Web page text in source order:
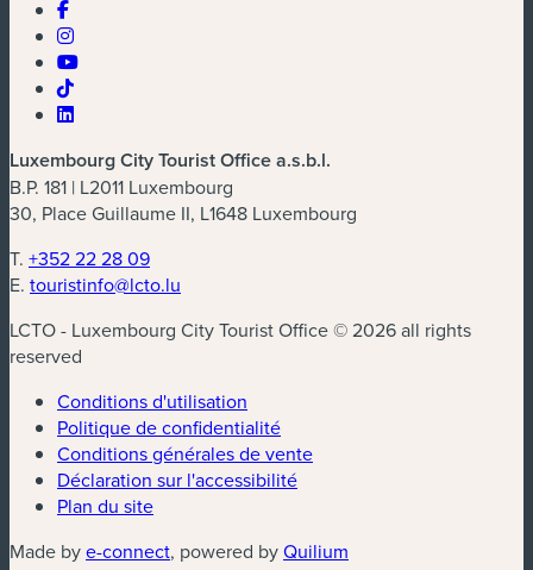
Luxembourg City Tourist Office a.s.b.l.
B.P. 181 | L2011 Luxembourg
30, Place Guillaume II, L1648 Luxembourg
T. +352 22 28 09
E. touristinfo@lcto.lu
LCTO - Luxembourg City Tourist Office © 2026 all rights
reserved
Conditions d'utilisation
Politique de confidentialité
Conditions générales de vente
Déclaration sur l'accessibilité
Plan du site
Made bye-connect(nouvelle fenêtre)
, powered byQuilium